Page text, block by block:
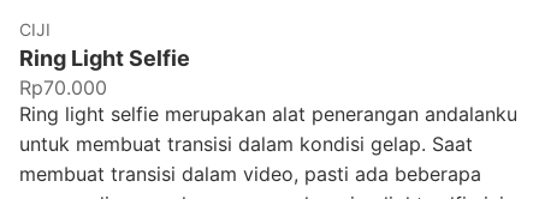
CIJI
Ring Light Selfie
Rp70.000
Ring light selfie merupakan alat penerangan andalanku
untuk membuat transisi dalam kondisi gelap. Saat
membuat transisi dalam video, pasti ada beberapa